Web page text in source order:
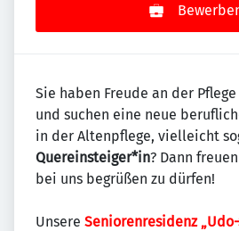
Sie haben Freude an der
und suchen eine neue
in der Altenpflege, vielleicht
Quereinsteiger*in? Dann
bei uns begrüßen zu dürfen!
Unsere Seniorenresidenz